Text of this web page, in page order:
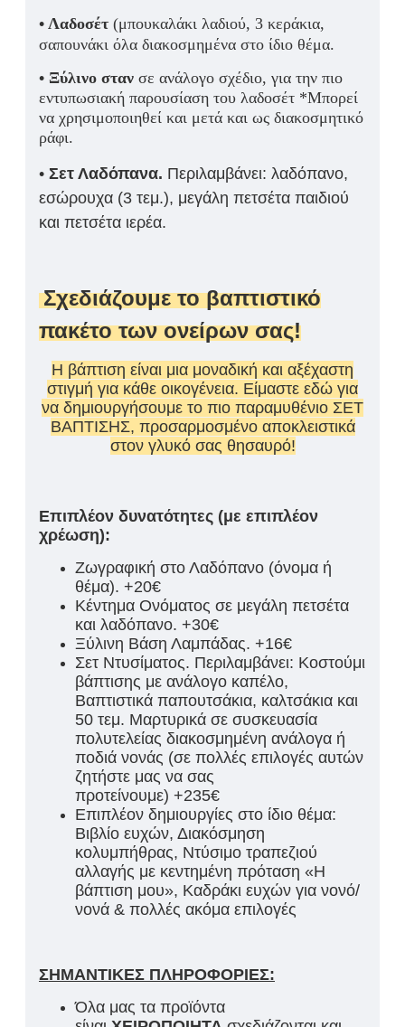
• Λαδοσέτ (μπουκαλάκι λαδιού, 3 κεράκια,
σαπουνάκι όλα διακοσμημένα στο ίδιο θέμα.
• Ξύλινο σταν σε ανάλογο σχέδιο, για την πιο
εντυπωσιακή παρουσίαση του λαδοσέτ *Μπορεί
να χρησιμοποιηθεί και μετά και ως διακοσμητικό
ράφι.
• Σετ Λαδόπανα. Περιλαμβάνει: λαδόπανο,
εσώρουχα (3 τεμ.), μεγάλη πετσέτα παιδιού
και πετσέτα ιερέα.
Σχεδιάζουμε το βαπτιστικό
πακέτο των ονείρων σας!
Η βάπτιση είναι μια μοναδική και αξέχαστη
στιγμή για κάθε οικογένεια. Είμαστε εδώ για
να δημιουργήσουμε το πιο παραμυθένιο ΣΕΤ
ΒΑΠΤΙΣΗΣ, προσαρμοσμένο αποκλειστικά
στον γλυκό σας θησαυρό!
Επιπλέον δυνατότητες (με επιπλέον
χρέωση):
Ζωγραφική στο Λαδόπανο (όνομα ή
θέμα). +20€
Κέντημα Ονόματος σε μεγάλη πετσέτα
και λαδόπανο. +30€
Ξύλινη Βάση Λαμπάδας. +16€
Σετ Ντυσίματος. Περιλαμβάνει: Κοστούμι
βάπτισης με ανάλογο καπέλο,
Βαπτιστικά παπουτσάκια, καλτσάκια και
50 τεμ. Μαρτυρικά σε συσκευασία
πολυτελείας διακοσμημένη ανάλογα ή
ποδιά νονάς (σε πολλές επιλογές αυτών
ζητήστε μας να σας
προτείνουμε) +235€
Επιπλέον δημιουργίες στο ίδιο θέμα:
Βιβλίο ευχών, Διακόσμηση
κολυμπήθρας, Ντύσιμο τραπεζιού
αλλαγής με κεντημένη πρόταση «Η
βάπτιση μου», Καδράκι ευχών για νονό/
νονά & πολλές ακόμα επιλογές
ΣΗΜΑΝΤΙΚΕΣ ΠΛΗΡΟΦΟΡΙΕΣ:
Όλα μας τα προϊόντα